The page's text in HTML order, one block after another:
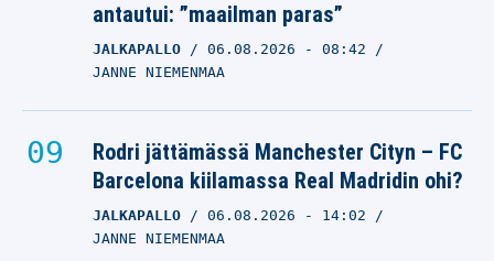
antautui: ”maailman paras”
JALKAPALLO 06.08.2026 - 08:42
JANNE NIEMENMAA
Rodri jättämässä Manchester Cityn – FC
Barcelona kiilamassa Real Madridin ohi?
JALKAPALLO 06.08.2026 - 14:02
JANNE NIEMENMAA